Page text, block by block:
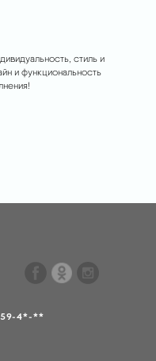
стиль и
и функциональность
4*-**